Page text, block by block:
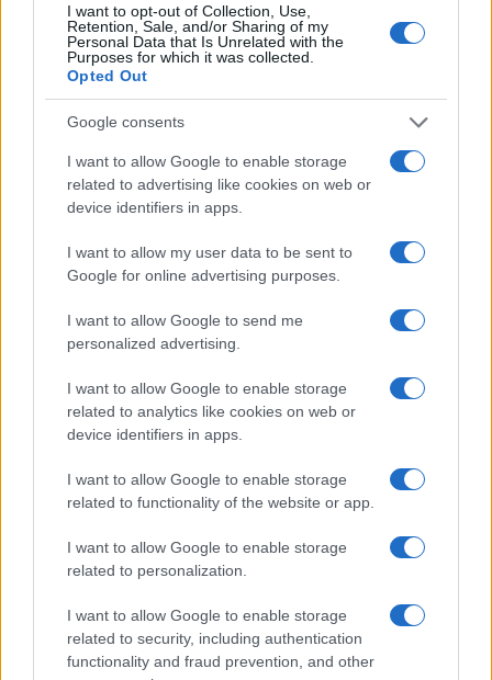
I want to opt-out of Collection, Use,
Retention, Sale, and/or Sharing of my
Personal Data that Is Unrelated with the
Purposes for which it was collected.
Opted Out
Google consents
I want to allow Google to enable storage
related to advertising like cookies on web or
device identifiers in apps.
I want to allow my user data to be sent to
Google for online advertising purposes.
I want to allow Google to send me
personalized advertising.
I want to allow Google to enable storage
related to analytics like cookies on web or
device identifiers in apps.
I want to allow Google to enable storage
related to functionality of the website or app.
I want to allow Google to enable storage
related to personalization.
I want to allow Google to enable storage
related to security, including authentication
functionality and fraud prevention, and other